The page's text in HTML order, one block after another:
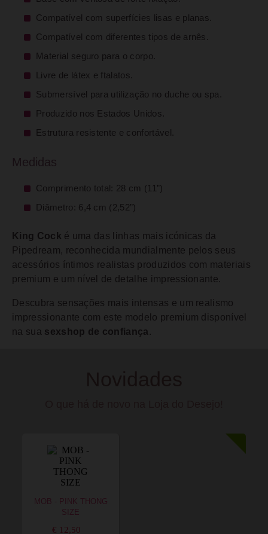
Compatível com superfícies lisas e planas.
Compatível com diferentes tipos de arnês.
Material seguro para o corpo.
Livre de látex e ftalatos.
Submersível para utilização no duche ou spa.
Produzido nos Estados Unidos.
Estrutura resistente e confortável.
Medidas
Comprimento total: 28 cm (11”)
Diâmetro: 6,4 cm (2,52”)
King Cock é uma das linhas mais icónicas da
Pipedream, reconhecida mundialmente pelos seus
acessórios íntimos realistas produzidos com materiais
premium e um nível de detalhe impressionante.
Descubra sensações mais intensas e um realismo
impressionante com este modelo premium disponível
na sua sexshop de confiança .
MOB - PINK THONG
SIZE
€ 12,50